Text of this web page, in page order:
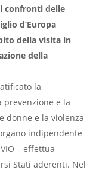
confronti delle
d’Europa
della visita in
della
la
prevenzione e la
donne e la violenza
indipendente
– effettua
Stati aderenti. Nel